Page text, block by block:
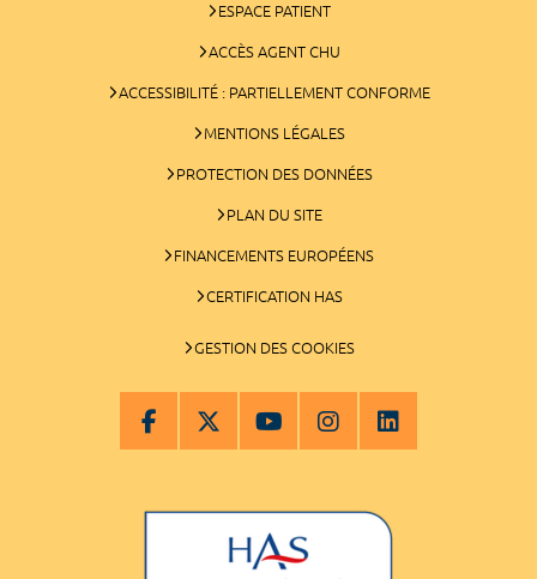
ESPACE PATIENT
ACCÈS AGENT CHU
ACCESSIBILITÉ : PARTIELLEMENT CONFORME
MENTIONS LÉGALES
PROTECTION DES DONNÉES
PLAN DU SITE
FINANCEMENTS EUROPÉENS
CERTIFICATION HAS
GESTION DES COOKIES